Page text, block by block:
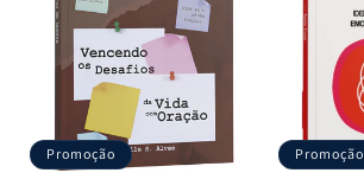
Promoção Promoção